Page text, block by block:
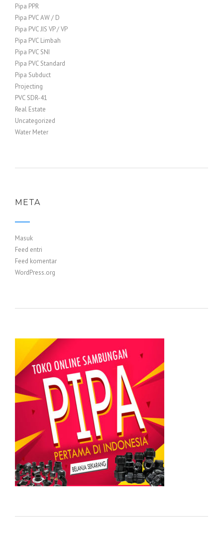
Pipa PPR
Pipa PVC AW / D
Pipa PVC JIS VP / VP
Pipa PVC Limbah
Pipa PVC SNI
Pipa PVC Standard
Pipa Subduct
Projecting
PVC SDR-41
Real Estate
Uncategorized
Water Meter
META
Masuk
Feed entri
Feed komentar
WordPress.org